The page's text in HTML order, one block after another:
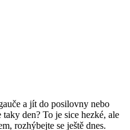
a jít do posilovny nebo
den? To je sice hezké, ale
rozhýbejte se ještě dnes.